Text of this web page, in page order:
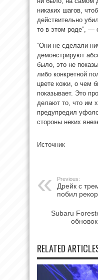
никаких шагов,
действительно
то в этом роде”, —
“Они не сделали
демонстрируют
было, это не
либо конкретной
цвете кожи, о чем
показывает. Это
делают то, что им
предупредил
стороны неких
Источник
Previous:
Дрейк с
побил
Subaru
RELATED